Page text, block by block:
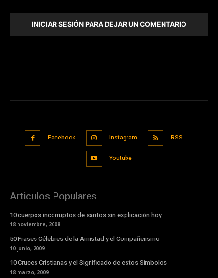
INICIAR SESIÓN PARA DEJAR UN COMENTARIO
Facebook Instagram RSS
Youtube
Articulos Populares
10 cuerpos incorruptos de santos sin explicación hoy
18 noviembre, 2008
50 Frases Célebres de la Amistad y el Compañerismo
10 junio, 2009
10 Cruces Cristianas y el Significado de estos Símbolos
18 marzo, 2009